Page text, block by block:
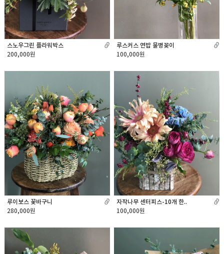
스노우그린 플라워박스
200,000원
루스커스 연밥 물병꽂이
100,000원
루이보스 꽃바구니
280,000원
자작나무 센터피스-10개 한..
100,000원